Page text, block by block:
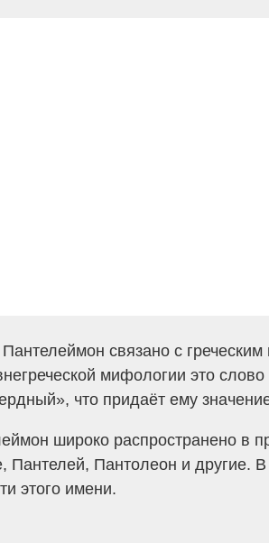
связано с
мифологии это
что придаёт ему
широко распространено в
Пантелей, Пантолеон и другие.
этого имени.